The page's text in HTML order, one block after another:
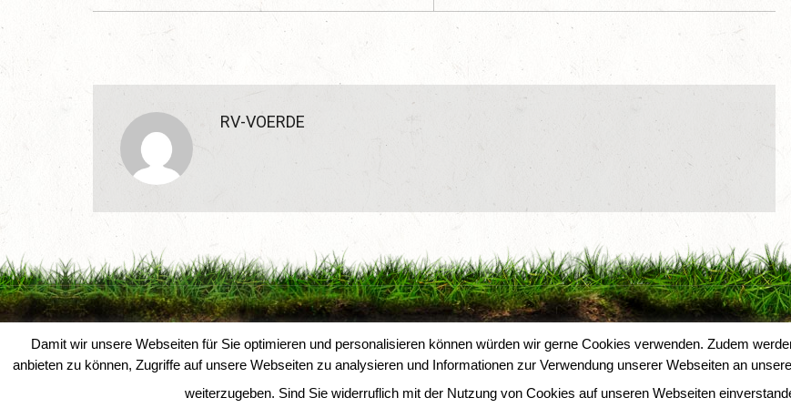
RV-VOERDE
Reiterverein Voerde e. V. IT-Solution-AD
Damit wir unsere Webseiten für Sie optimieren und personalisieren können würden wir gerne Cookies verwenden. Zudem
anbieten zu können, Zugriffe auf unsere Webseiten zu analysieren und Informationen zur Verwendung unserer Webseiten an
weiterzugeben. Sind Sie widerruflich mit der Nutzung von Cookies auf unseren Webseiten